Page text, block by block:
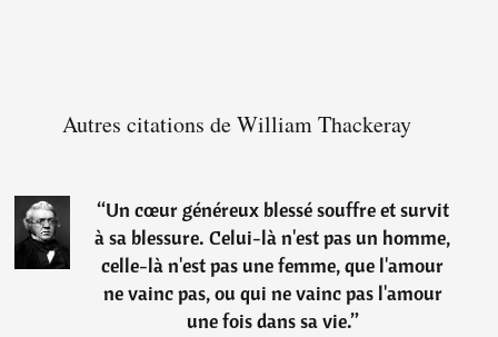
Autres citations de William Thackeray
“Un cœur généreux blessé souffre et survit
à sa blessure. Celui-là n'est pas un homme,
celle-là n'est pas une femme, que l'amour
ne vainc pas, ou qui ne vainc pas l'amour
une fois dans sa vie.”